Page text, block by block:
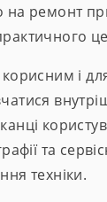
на ремонт
і
та
техніки.